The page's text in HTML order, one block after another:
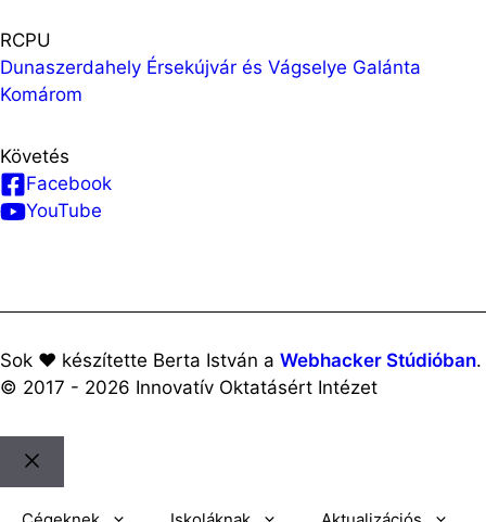
RCPU
Dunaszerdahely Érsekújvár és Vágselye Galánta
Komárom
Követés
Facebook
YouTube
© 2017 - 2026 Innovatív Oktatásért Intézet
Sok ♥️ készítette Berta István a Webhacker Stúdióban.
Bezár